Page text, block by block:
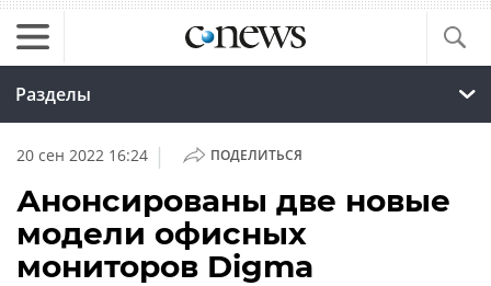
Разделы
20 сен 2022 16:24 | ПОДЕЛИТЬСЯ
Анонсированы две новые
модели офисных
мониторов Digma